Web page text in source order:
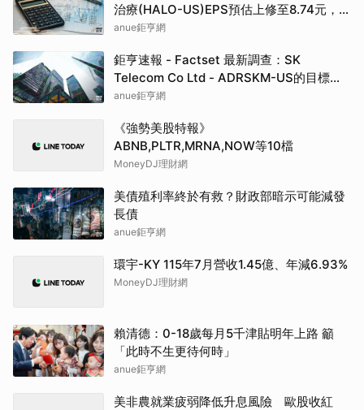
治療(HALO-US)EPS預估上修至8.74元，預
估目標價為105.00元
anue鉅亨網
鉅亨速報 - Factset 最新調查：SK
Telecom Co Ltd - ADRSKM-US的目標價
調升至42.64元，幅度約3.73%
anue鉅亨網
《強勢美股特報》
ABNB,PLTR,MRNA,NOW等10檔
MoneyDJ理財網
美債殖利率終於有救？財政部暗示可能減發
長債
anue鉅亨網
環宇-KY 115年7月營收1.45億、年減6.93%
MoneyDJ理財網
賴清德：0-18歲每月5千津貼明年上路 籲
「此時不生更待何時」
anue鉅亨網
美非農就業疲弱降低升息風險 歐股收紅